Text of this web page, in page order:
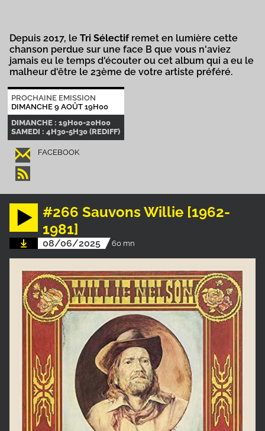
Depuis 2017, le Tri Sélectifremet en lumière cette
chanson perdue sur une face B que vous n'aviez
jamais eu le temps d'écouter ou cet album qui a eu le
malheur d'être le 23ème de votre artiste préféré.
PROCHAINE EMISSION
DIMANCHE 9 AOÛT 19H00
DIMANCHE : 19H00-20H00
SAMEDI : 4H30-5H30 (REDIFF)
FACEBOOK
#266 Sauvons Willie [1962-
1981]
08/06/2025 60 mn